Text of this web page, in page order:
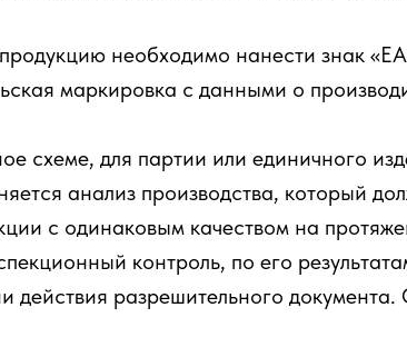
необходимо нанести знак
маркировка с данными о
схеме, для партии или единичного
анализ производства, который
с одинаковым качеством на
контроль, по его
действия разрешительного